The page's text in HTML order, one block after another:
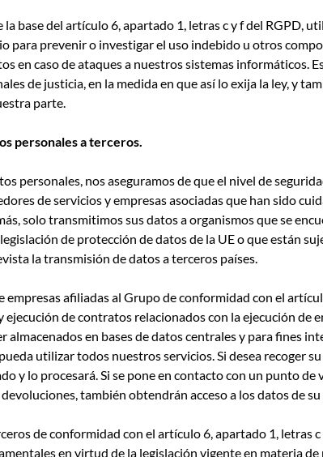
la base del artículo 6, apartado 1, letras c y f del RGPD,
para prevenir o investigar el uso indebido u otros
en caso de ataques a nuestros sistemas informáticos.
de justicia, en la medida en que así lo exija la ley, y
parte.
personales a terceros.
personales, nos aseguramos de que el nivel de
de servicios y empresas asociadas que han sido
solo transmitimos sus datos a organismos que se
de protección de datos de la UE o que están
la transmisión de datos a terceros países.
empresas afiliadas al Grupo de conformidad con el
ejecución de contratos relacionados con la ejecución
almacenados en bases de datos centrales y para fines
utilizar todos nuestros servicios. Si desea recoger
y lo procesará. Si se pone en contacto con un punto
también obtendrán acceso a los datos de
de conformidad con el artículo 6, apartado 1,
en virtud de la legislación vigente en materia